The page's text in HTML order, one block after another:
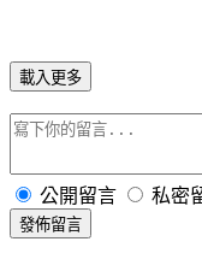
載入更多
公開留言 私密
發佈留言